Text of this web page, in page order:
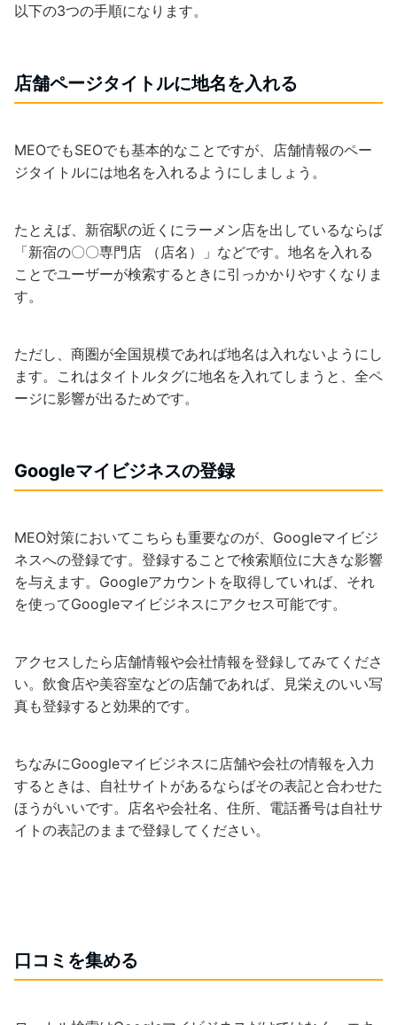
以下の3つの手順になります。
店舗ページタイトルに地名を入れる
MEOでもSEOでも基本的なことですが、店舗情報のペー
ジタイトルには地名を入れるようにしましょう。
たとえば、新宿駅の近くにラーメン店を出しているならば
「新宿の〇〇専門店 （店名）」などです。地名を入れる
ことでユーザーが検索するときに引っかかりやすくなりま
す。
ただし、商圏が全国規模であれば地名は入れないようにし
ます。これはタイトルタグに地名を入れてしまうと、全ペ
ージに影響が出るためです。
Googleマイビジネスの登録
MEO対策においてこちらも重要なのが、Googleマイビジ
ネスへの登録です。登録することで検索順位に大きな影響
を与えます。Googleアカウントを取得していれば、それ
を使ってGoogleマイビジネスにアクセス可能です。
アクセスしたら店舗情報や会社情報を登録してみてくださ
い。飲食店や美容室などの店舗であれば、見栄えのいい写
真も登録すると効果的です。
ちなみにGoogleマイビジネスに店舗や会社の情報を入力
するときは、自社サイトがあるならばその表記と合わせた
ほうがいいです。店名や会社名、住所、電話番号は自社サ
イトの表記のままで登録してください。
口コミを集める